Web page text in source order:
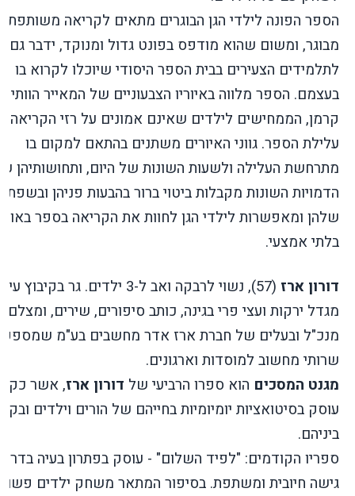
הספר הפונה לילדי הגן הבוגרים מתאים לקריאה משותפת
מבוגר, ומשום שהוא מודפס בפונט גדול ומנוקד, ידבר גם
לתלמידים הצעירים בבית הספר היסודי שיוכלו לקרוא בו
בעצמם. הספר מלווה באיוריו הצבעוניים של המאייר
קרמן, הממחישים לילדים שאינם אמונים על רזי
עלילת הספר. גווני האיורים משתנים בהתאם למקום בו
מתרחשת העלילה ולשעות השונות של היום, ותחושותיהן
הדמויות השונות מקבלות ביטוי ברור בהבעות פניהן ובשפת
שלהן ומאפשרות לילדי הגן לחוות את הקריאה בספר
בלתי אמצעי.
דורון ארז
(57), נשוי לרבקה ואב ל-3 ילדים. גר
מגדל ירקות ועצי פרי בגינה, כותב סיפורים, שירים, ומצלם.
מנכ"ל ובעלים של חברת ארז אדר מחשבים בע"מ
שרותי מחשוב למוסדות וארגונים.
מגנט המסכים הוא ספרו הרביעי של דורון ארז, אשר
עוסק בסיטואציות יומיומיות בחייהם של הורים וילדים
ביניהם.
ספריו הקודמים: "לפיד השלום" - עוסק בפתרון בעיה
גישה חיובית ומשתפת. בסיפור המתאר משחק ילדים